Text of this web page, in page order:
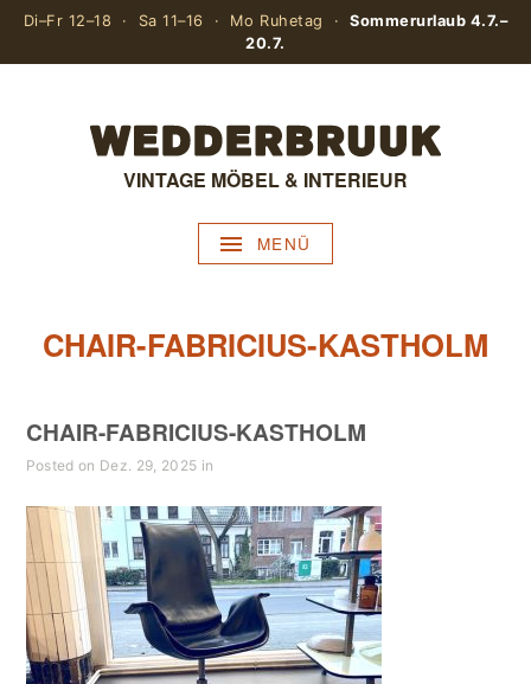
Di–Fr 12–18 · Sa 11–16 · Mo Ruhetag ·Sommerurlaub 4.7.–
20.7.
VINTAGE MÖBEL & INTERIEUR
MENÜ
CHAIR-FABRICIUS-KASTHOLM
CHAIR-FABRICIUS-KASTHOLM
Posted on Dez. 29, 2025 in